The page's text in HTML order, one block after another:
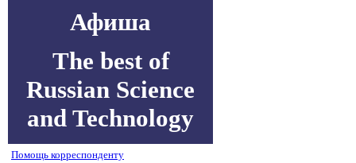
Афиша
The best of
Russian Science
and Technology
Помощь корреспонденту